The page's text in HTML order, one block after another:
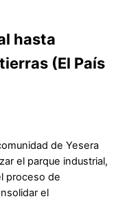
hasta
(El País
de Yesera
el parque industrial,
proceso de
el